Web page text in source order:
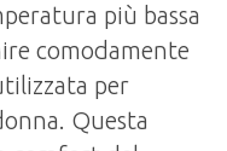
più bassa
comodamente
per
Questa